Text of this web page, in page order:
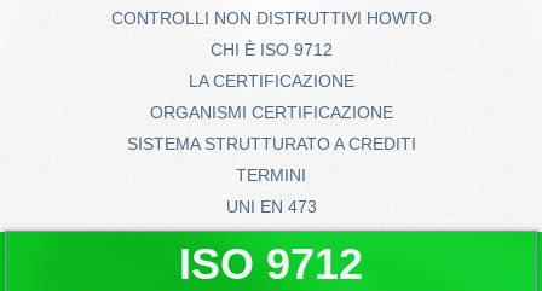
CONTROLLI NON DISTRUTTIVI HOWTO
CHI È ISO 9712
LA CERTIFICAZIONE
ORGANISMI CERTIFICAZIONE
SISTEMA STRUTTURATO A CREDITI
TERMINI
UNI EN 473
ISO 9712